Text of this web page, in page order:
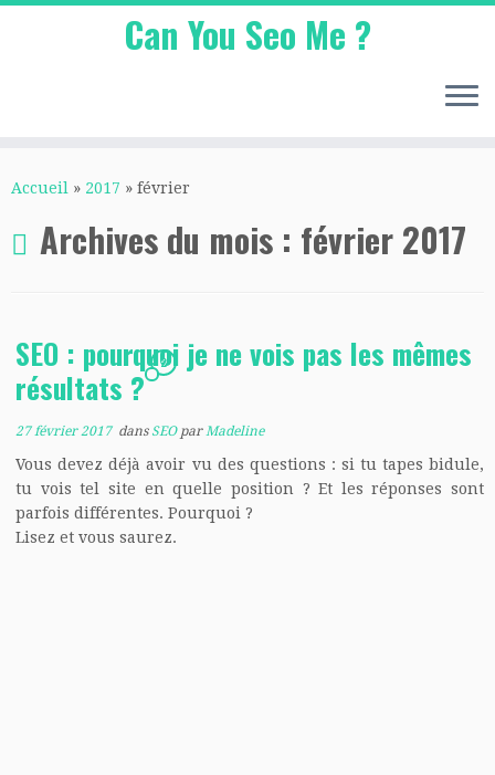
au
Can You Seo Me ?
Accueil » 2017 » février
Archives du mois : février 2017
SEO : pourquoi je ne vois pas les mêmes
résultats ?
2
27 février 2017dans SEO parMadeline
Vous devez déjà avoir vu des questions : si tu tapes bidule,
tu vois tel site en quelle position ? Et les réponses sont
parfois différentes. Pourquoi ?
Lisez et vous saurez.